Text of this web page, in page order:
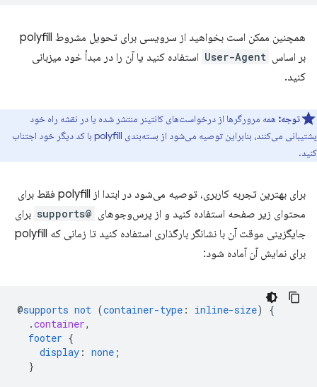
همچنین ممکن است بخواهید از سرویسی برای تحویل مشروط polyfill
بر اساس User-Agent استفاده کنید یا آن را در مبدأ خود میزبانی
کنید.
توجه: همه مرورگرها از درخواست‌های کانتینر منتشر شده یا در نقشه راه خود
پشتیبانی می‌کنند، بنابراین توصیه می‌شود از بسته‌بندی polyfill با کد دیگر خود اجتناب
کنید.
برای بهترین تجربه کاربری، توصیه می‌شود در ابتدا از polyfill فقط برای
محتوای زیر صفحه استفاده کنید و از پرس‌وجوهای @supports
برای
جایگزینی موقت آن با نشانگر بارگذاری استفاده کنید تا زمانی که polyfill
برای نمایش آن آماده شود:
@supports not (container-type : inline-size)
{
.container,
footer {
display : none ;
}